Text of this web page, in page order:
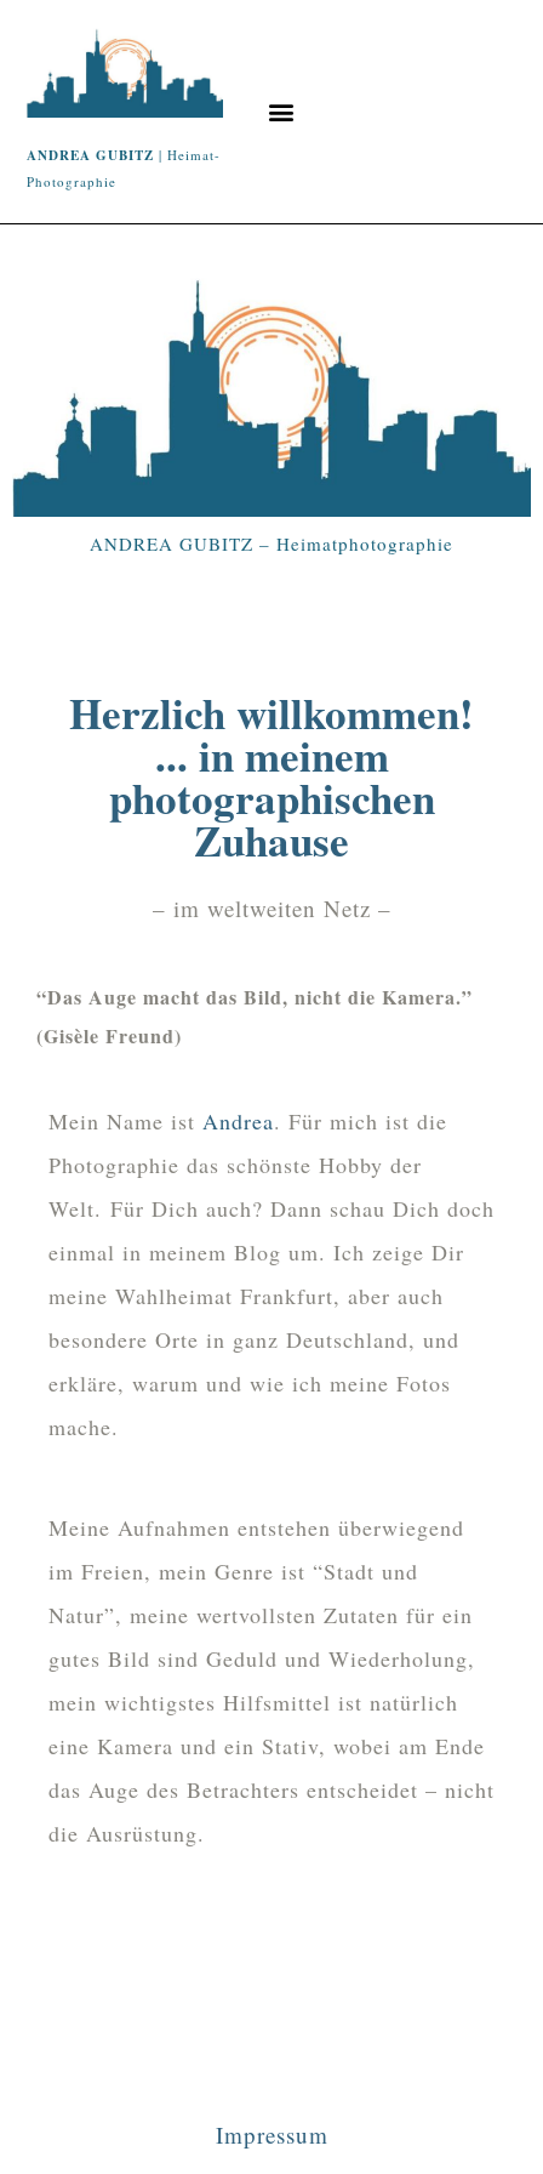
ANDREA GUBITZ | Heimat-
Photographie
ANDREA GUBITZ – Heimatphotographie
Herzlich willkommen!
... in meinem
photographischen
Zuhause
– im weltweiten Netz –
“Das Auge macht das Bild, nicht die Kamera.”
(Gisèle Freund)
Mein Name ist Andrea. Für mich ist die
Photographie das schönste Hobby der
Welt. Für Dich auch? Dann schau Dich doch
einmal in meinem Blog um. Ich zeige Dir
meine Wahlheimat Frankfurt, aber auch
besondere Orte in ganz Deutschland, und
erkläre, warum und wie ich meine Fotos
mache.
Meine Aufnahmen entstehen überwiegend
im Freien, mein Genre ist “Stadt und
Natur”, meine wertvollsten Zutaten für ein
gutes Bild sind Geduld und Wiederholung,
mein wichtigstes Hilfsmittel ist natürlich
eine Kamera und ein Stativ, wobei am Ende
das Auge des Betrachters entscheidet – nicht
die Ausrüstung.
Impressum